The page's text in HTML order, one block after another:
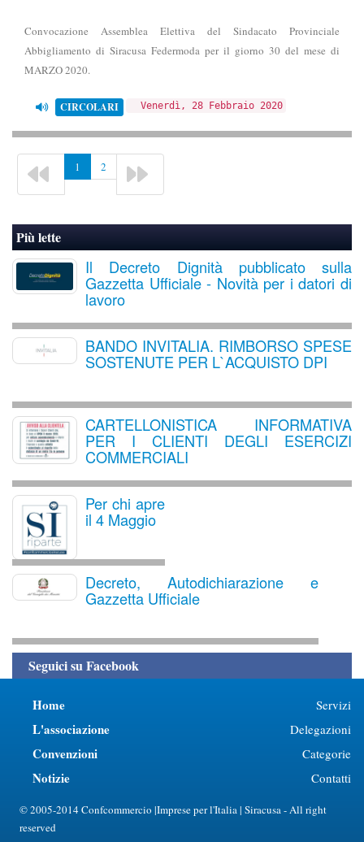
Convocazione Assemblea Elettiva del Sindacato Provinciale
Abbigliamento di Siracusa Federmoda per il giorno 30 del mese di
MARZO 2020.
CIRCOLARI Venerdì, 28 Febbraio 2020
1 2
Più lette
Il Decreto Dignità pubblicato sulla
Gazzetta Ufficiale - Novità per i datori di
lavoro
BANDO INVITALIA. RIMBORSO SPESE
SOSTENUTE PER L`ACQUISTO DPI
CARTELLONISTICA INFORMATIVA
PER I CLIENTI DEGLI ESERCIZI
COMMERCIALI
Per chi apre
il 4 Maggio
Decreto, Autodichiarazione e
Gazzetta Ufficiale
Seguici su Facebook
Home
L'associazione
Convenzioni
Notizie
Servizi
Delegazioni
Categorie
Contatti
© 2005-2014 Confcommercio |Imprese per l'Italia | Siracusa - All right
reserved